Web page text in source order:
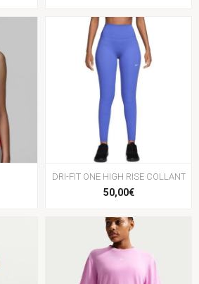
DRI-FIT ONE HIGH RISE COLLANT
50,00€